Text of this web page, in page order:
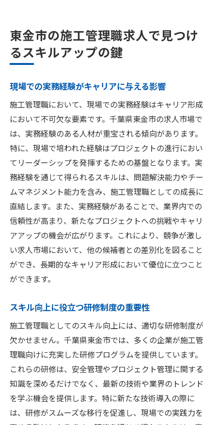
東金市の施工管理職求人で見つけ
るスキルアップの鍵
現場での実務経験がキャリアに与える影響
施工管理職において、現場での実務経験はキャリア形成
において不可欠な要素です。千葉県東金市の求人市場で
は、実務経験のある人材が重宝される傾向があります。
特に、現場で培われた経験はプロジェクトの進行におい
てリーダーシップを発揮するための基盤となります。実
務経験を通じて得られるスキルは、問題解決能力やチー
ムマネジメント能力を含み、施工管理職としての成長に
直結します。また、実務経験があることで、業界内での
信頼性が高まり、新たなプロジェクトへの挑戦やキャリ
アアップの機会が広がります。これにより、競争が激し
い求人市場において、他の候補者との差別化を図ること
ができ、長期的なキャリア形成において優位に立つこと
ができます。
スキル向上に役立つ研修制度の重要性
施工管理職としてのスキル向上には、適切な研修制度が
欠かせません。千葉県東金市では、多くの企業が施工管
理職向けに充実した研修プログラムを提供しています。
これらの研修は、安全管理やプロジェクト管理に関する
知識を深めるだけでなく、最新の技術や業界のトレンド
を学ぶ機会を提供します。特に新たな技術導入の際に
は、研修がスムーズな移行を促進し、現場での実践力を